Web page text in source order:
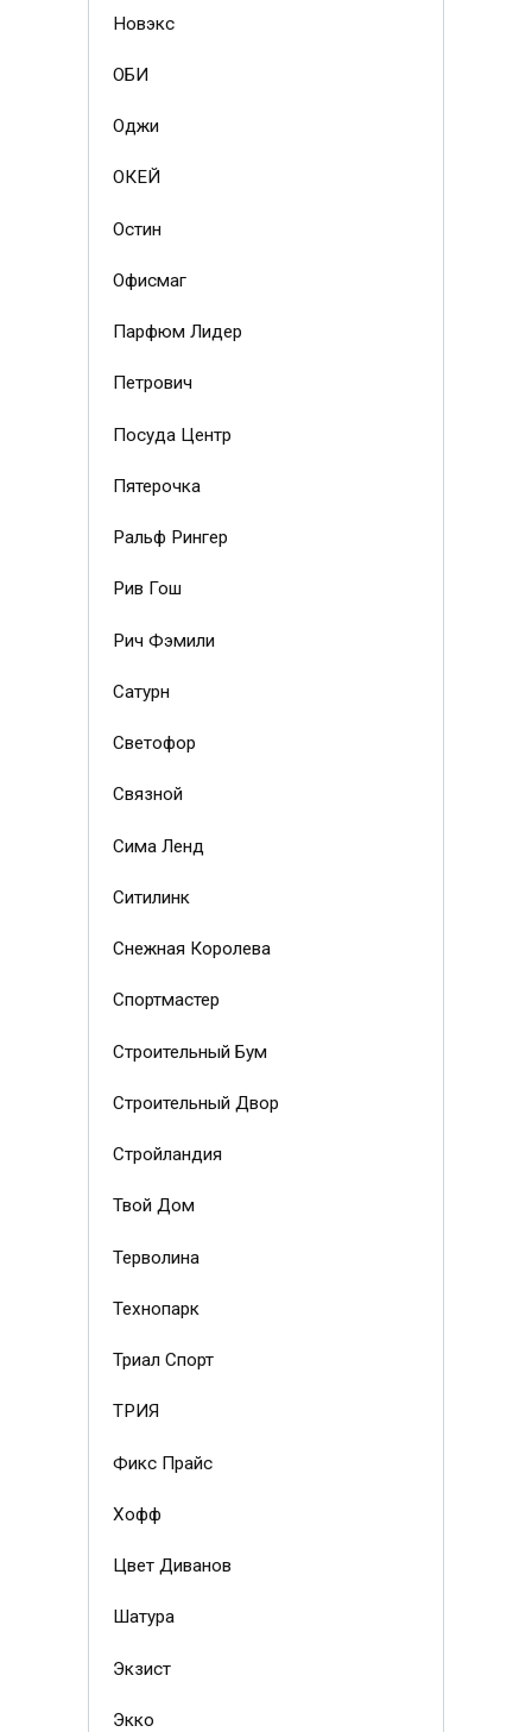
Новэкс
ОБИ
Оджи
ОКЕЙ
Остин
Офисмаг
Парфюм Лидер
Петрович
Посуда Центр
Пятерочка
Ральф Рингер
Рив Гош
Рич Фэмили
Сатурн
Светофор
Связной
Сима Ленд
Ситилинк
Снежная Королева
Спортмастер
Строительный Бум
Строительный Двор
Стройландия
Твой Дом
Терволина
Технопарк
Триал Спорт
ТРИЯ
Фикс Прайс
Хофф
Цвет Диванов
Шатура
Экзист
Экко